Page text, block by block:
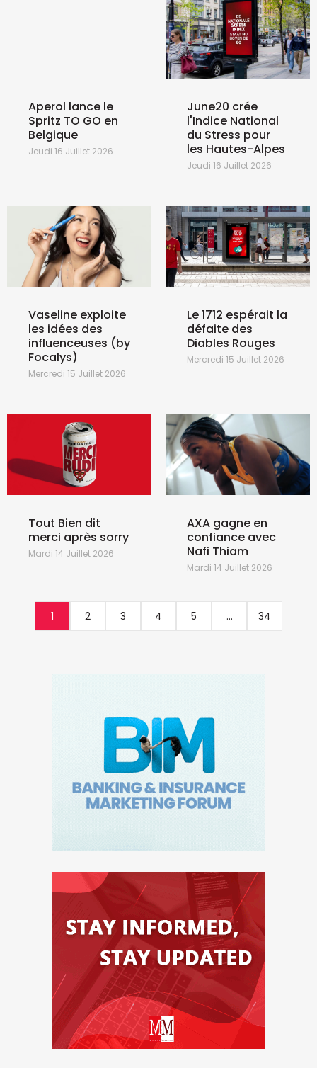
Aperol lance le
Spritz TO GO en
Belgique
Jeudi 16 Juillet 2026
June20 crée
l'Indice National
du Stress pour
les Hautes-Alpes
Jeudi 16 Juillet 2026
Vaseline exploite
les idées des
influenceuses (by
Focalys)
Mercredi 15 Juillet 2026
Le 1712 espérait la
défaite des
Diables Rouges
Mercredi 15 Juillet 2026
Tout Bien dit
merci après sorry
Mardi 14 Juillet 2026
AXA gagne en
confiance avec
Nafi Thiam
Mardi 14 Juillet 2026
1 2 3 4 5 ... 34